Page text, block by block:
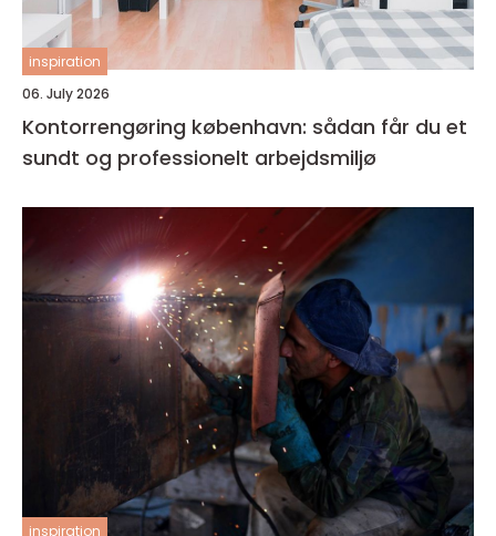
inspiration
06. July 2026
Kontorrengøring københavn: sådan får du et
sundt og professionelt arbejdsmiljø
inspiration